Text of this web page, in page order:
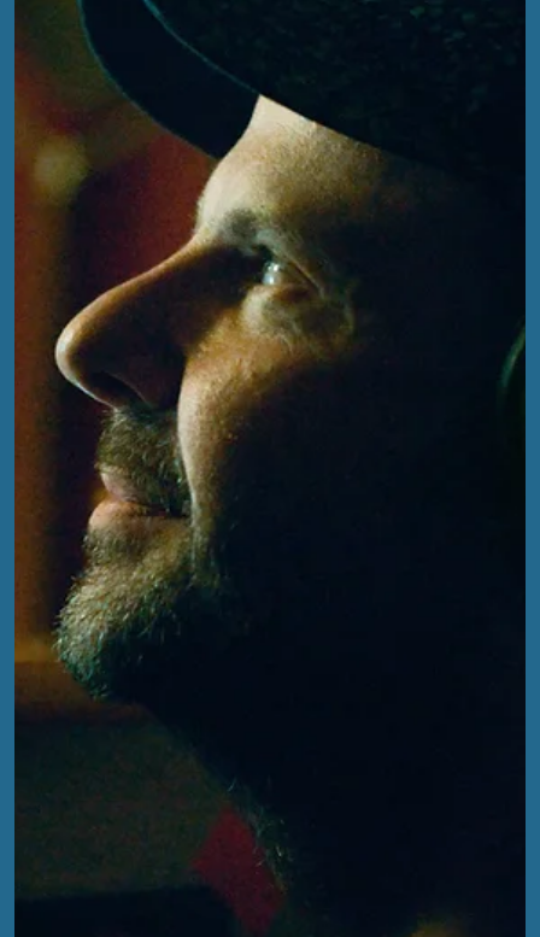
EFA
2 Min. Lesezeit
Techno & Theater: Gullinborstis
Mitternachtsritt
Es ist eine fast schon prophetische Ironie, wenn Martin Thoms
von Theater Magica die Geschichte von Lokis List erzählt,
Erzählung über die mühsame, magische Herstellung des
Gullinborsti durch die Zwerge, während am anderen Ende
Raumes Toni Materne, RheinElektra und ein Special Guest
genau diesen Prozess klanglich imitierten.